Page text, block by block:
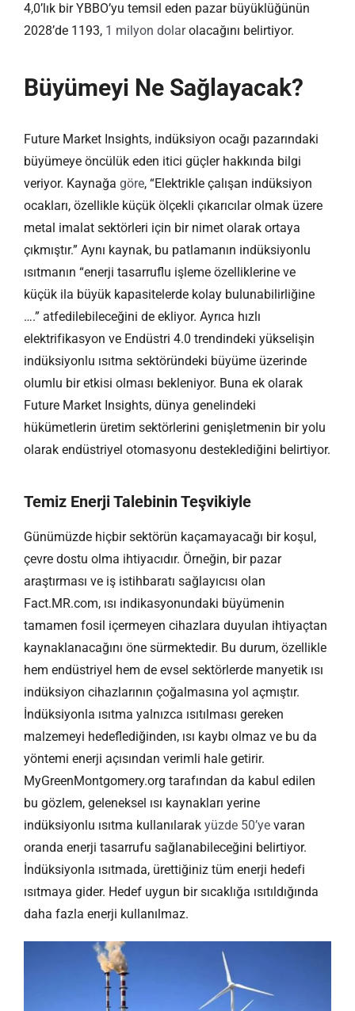
4,0’lık bir YBBO’yu temsil eden pazar büyüklüğünün
2028’de 1193, 1 milyon dolarolacağını belirtiyor.
Büyümeyi Ne Sağlayacak?
Future Market Insights, indüksiyon ocağı pazarındaki
büyümeye öncülük eden itici güçler hakkında bilgi
veriyor. Kaynağa göre, “Elektrikle çalışan indüksiyon
ocakları, özellikle küçük ölçekli çıkarıcılar olmak üzere
metal imalat sektörleri için bir nimet olarak ortaya
çıkmıştır.” Aynı kaynak, bu patlamanın indüksiyonlu
ısıtmanın “enerji tasarruflu işleme özelliklerine ve
küçük ila büyük kapasitelerde kolay bulunabilirliğine
….” atfedilebileceğini de ekliyor. Ayrıca hızlı
elektrifikasyon ve Endüstri 4.0 trendindeki yükselişin
indüksiyonlu ısıtma sektöründeki büyüme üzerinde
olumlu bir etkisi olması bekleniyor. Buna ek olarak
Future Market Insights, dünya genelindeki
hükümetlerin üretim sektörlerini genişletmenin bir yolu
olarak endüstriyel otomasyonu desteklediğini belirtiyor.
Temiz Enerji Talebinin Teşvikiyle
Günümüzde hiçbir sektörün kaçamayacağı bir koşul,
çevre dostu olma ihtiyacıdır. Örneğin, bir pazar
araştırması ve iş istihbaratı sağlayıcısı olan
Fact.MR.com, ısı indikasyonundaki büyümenin
tamamen fosil içermeyen cihazlara duyulan ihtiyaçtan
kaynaklanacağını öne sürmektedir. Bu durum, özellikle
hem endüstriyel hem de evsel sektörlerde manyetik ısı
indüksiyon cihazlarının çoğalmasına yol açmıştır.
İndüksiyonla ısıtma yalnızca ısıtılması gereken
malzemeyi hedeflediğinden, ısı kaybı olmaz ve bu da
yöntemi enerji açısından verimli hale getirir.
MyGreenMontgomery.org tarafından da kabul edilen
bu gözlem, geleneksel ısı kaynakları yerine
indüksiyonlu ısıtma kullanılarak yüzde 50’yevaran
oranda enerji tasarrufu sağlanabileceğini belirtiyor.
İndüksiyonla ısıtmada, ürettiğiniz tüm enerji hedefi
ısıtmaya gider. Hedef uygun bir sıcaklığa ısıtıldığında
daha fazla enerji kullanılmaz.